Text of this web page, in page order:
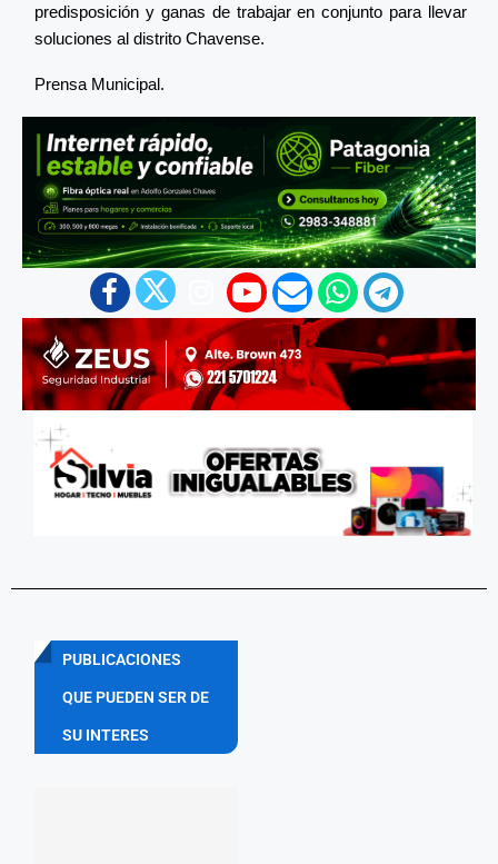
predisposición y ganas de trabajar en conjunto para llevar
soluciones al distrito Chavense.
Prensa Municipal.
PUBLICACIONES
QUE PUEDEN SER DE
SU INTERES